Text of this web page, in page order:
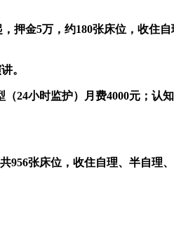
金5万，约180张床位，收住自
。
24小时监护）月费4000元；认
张床位，收住自理、半自理